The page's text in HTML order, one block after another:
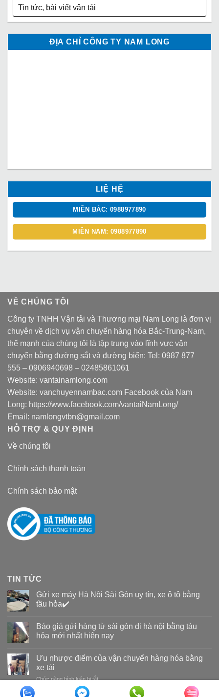
Tin tức, bài viết vận tải
ĐỊA CHỈ CÔNG TY NAM LONG
LIỆ HỆ
MIỀN BẮC: 0988977890
MIỀN NAM: 0988977890
VỀ CHÚNG TÔI
Công ty TNHH Vận tải và Thương mại Nam Long là đơn vị
chuyên về dịch vụ vận chuyển hàng hóa Bắc-Trung-Nam,
thế mạnh của chúng tôi là tập trung vào lĩnh vực vận
chuyển bằng đường sắt và đường biển: Tel: 0987 877
555 – 0906940698 – 02485861061
Website: vantainamlong.com
Website: vanchuyennambac.com Facebook của Nam
Long: https://www.facebook.com/vantaiNamLong/
Email: namlongvtbn@gmail.com
HỖ TRỢ & QUY ĐỊNH
Về chúng tôi
Chính sách thanh toán
Chính sách bảo mật
TIN TỨC
Gửi xe máy Hà Nội Sài Gòn uy tín, xe ô tô bằng
tầu hỏa✔️
Báo giá gửi hàng từ sài gòn đi hà nội bằng tàu
hỏa mới nhất hiện nay
Ưu nhược điểm của vận chuyển hàng hóa bằng
xe tải
Chức năng bình luận bị tắtở